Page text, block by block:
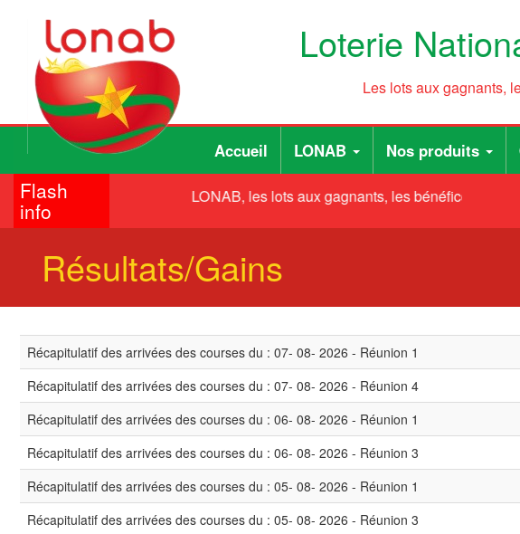
principal
Loterie
Les lots aux gagnants,
Main
navigation
Accueil LONAB Nos produits
User
account
menu
Flash
info
LONAB, les lots aux gagnants, les bénéfices au Faso
Résultats/Gains
Récapitulatif des arrivées des courses du : 07- 08- 2026 - Réunion 1
Récapitulatif des arrivées des courses du : 07- 08- 2026 - Réunion 4
Récapitulatif des arrivées des courses du : 06- 08- 2026 - Réunion 1
Récapitulatif des arrivées des courses du : 06- 08- 2026 - Réunion 3
Récapitulatif des arrivées des courses du : 05- 08- 2026 - Réunion 1
Récapitulatif des arrivées des courses du : 05- 08- 2026 - Réunion 3